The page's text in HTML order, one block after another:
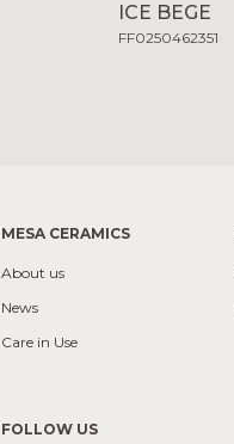
ICE BEGE
FF0250462351
MESA CERAMICS
About us
News
Care in Use
FOLLOW US